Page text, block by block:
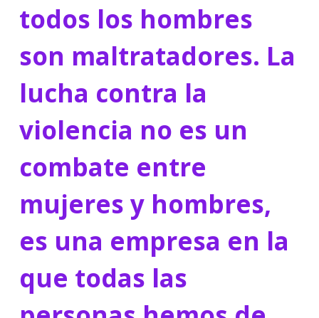
todos los hombres
son maltratadores. La
lucha contra la
violencia no es un
combate entre
mujeres y hombres,
es una empresa en la
que todas las